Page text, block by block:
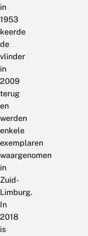
in
1953
keerde
de
vlinder
in
2009
terug
en
werden
enkele
exemplaren
waargenomen
in
Zuid-
Limburg.
In
2018
is